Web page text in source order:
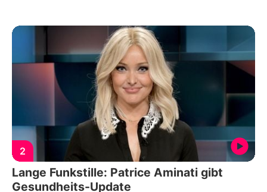
2
Lange Funkstille: Patrice Aminati gibt
Gesundheits-Update